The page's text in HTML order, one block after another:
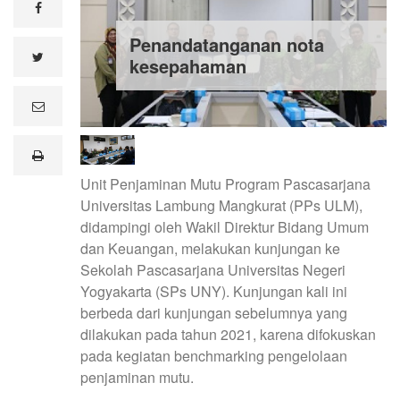
facebook
e
lprint
Penandatanganan nota
kesepahaman
Unit Penjaminan Mutu Program Pascasarjana
Universitas Lambung Mangkurat (PPs ULM),
didampingi oleh Wakil Direktur Bidang Umum
dan Keuangan, melakukan kunjungan ke
Sekolah Pascasarjana Universitas Negeri
Yogyakarta (SPs UNY). Kunjungan kali ini
berbeda dari kunjungan sebelumnya yang
dilakukan pada tahun 2021, karena difokuskan
pada kegiatan benchmarking pengelolaan
penjaminan mutu.